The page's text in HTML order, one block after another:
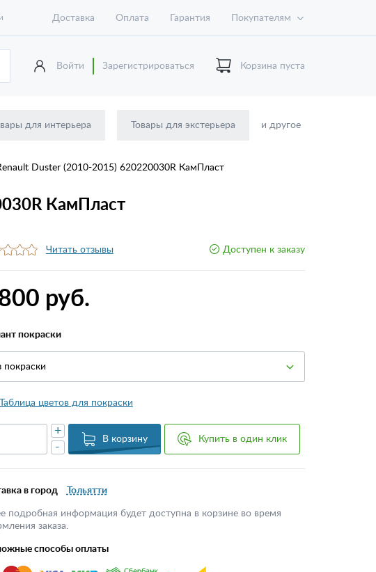
Доставка Оплата Гарантия Покупателям
Войти Зарегистрироваться Корзина пуста
для интерьера Товары для экстерьера и другое
Duster (2010-2015) 620220030R КамПласт
КамПласт
Читать отзывы Доступен к заказу
руб.
покраски
покраски
Таблица цветов для покраски
-
+
В корзину Купить в один клик
в город Тольятти
подробная информация будет доступна в корзине во время
заказа.
способы оплаты